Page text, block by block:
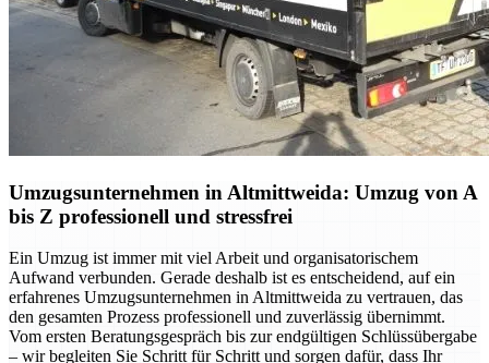
Umzugsunternehmen in Altmittweida: Umzug von A
bis Z professionell und stressfrei
Ein Umzug ist immer mit viel Arbeit und organisatorischem
Aufwand verbunden. Gerade deshalb ist es entscheidend, auf ein
erfahrenes Umzugsunternehmen in Altmittweida zu vertrauen, das
den gesamten Prozess professionell und zuverlässig übernimmt.
Vom ersten Beratungsgespräch bis zur endgültigen Schlüssübergabe
– wir begleiten Sie Schritt für Schritt und sorgen dafür, dass Ihr